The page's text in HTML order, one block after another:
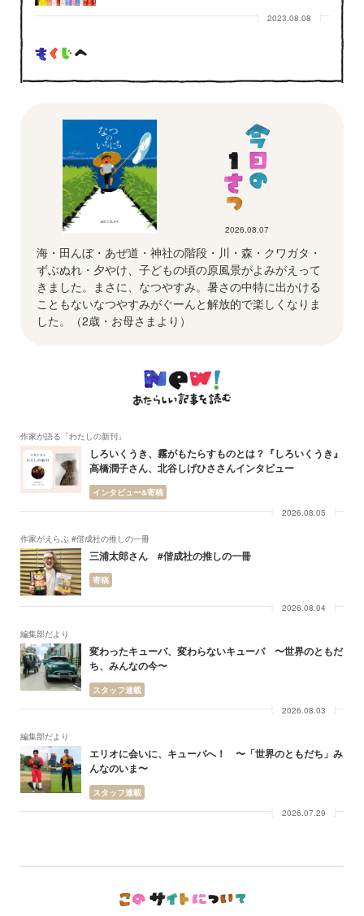
2023.08.08
2026.08.07
海・田んぼ・あぜ道・神社の階段・川・森・クワガタ・
ずぶぬれ・夕やけ、子どもの頃の原風景がよみがえって
きました。まさに、なつやすみ。暑さの中特に出かける
こともないなつやすみがぐーんと解放的で楽しくなりま
した。（2歳・お母さまより）
作家が語る「わたしの新刊」
しろいくうき、霧がもたらすものとは？『しろいくうき』
高橋潤子さん、北谷しげひささんインタビュー
インタビュー&寄稿
2026.08.05
作家がえらぶ #偕成社の推しの一冊
三浦太郎さん #偕成社の推しの一冊
寄稿
2026.08.04
編集部だより
変わったキューバ、変わらないキューバ 〜世界のともだ
ち、みんなの今〜
スタッフ連載
2026.08.03
編集部だより
エリオに会いに、キューバへ！ 〜「世界のともだち」み
んなのいま〜
スタッフ連載
2026.07.29